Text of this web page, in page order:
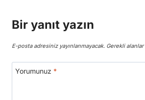
Bir yanıt yazın
E-posta adresiniz yayınlanmayacak. Gerekli alanlar
Yorumunuz *